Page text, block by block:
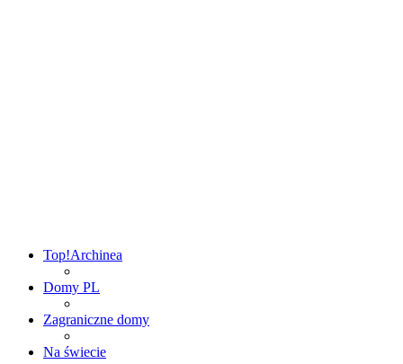
Top!Archinea
Domy PL
Zagraniczne domy
Na świecie